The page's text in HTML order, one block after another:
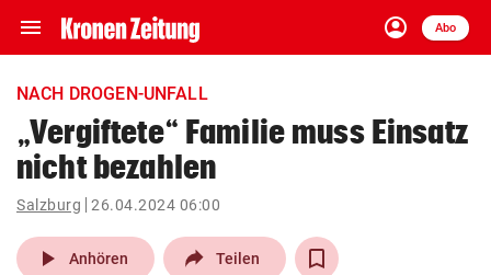
menu Navigation
ein-/ausklappen
account_circle
Anmelden
Abo
close Schließen
account_circle Anmelden
pin_drop
Wien arrow_right
NACH DROGEN-UNFALL
„Vergiftete“ Familie muss Einsatz
nicht bezahlen
Salzburg 26.04.2024 06:00
play_arrow Anhören Teilen